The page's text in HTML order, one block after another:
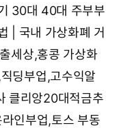
30대 40대 주부부
| 국내 가상화폐 거
세상,홍콩 가상화
딩부업,고수익알
클리앙20대적금추
인부업,토스 부동